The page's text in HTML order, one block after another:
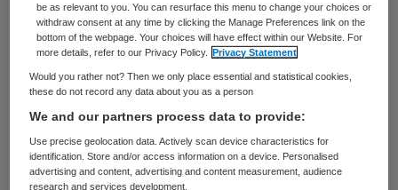
Foto: Picscout/iStock
be as relevant to you. You can resurface this menu to change your choices or
withdraw consent at any time by clicking the Manage Preferences link on the
bottom of the webpage. Your choices will have effect within our Website. For
more details, refer to our Privacy Policy.
Privacy Statement
Would you rather not? Then we only place essential and statistical cookies,
these do not record any data about you as a person
We and our partners process data to provide:
Use precise geolocation data. Actively scan device characteristics for
identification. Store and/or access information on a device. Personalised
advertising and content, advertising and content measurement, audience
research and services development.